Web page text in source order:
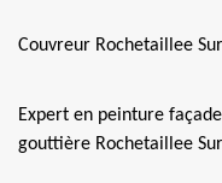
Couvreur Rochetaillee
Expert en peinture
gouttière Rochetaillee